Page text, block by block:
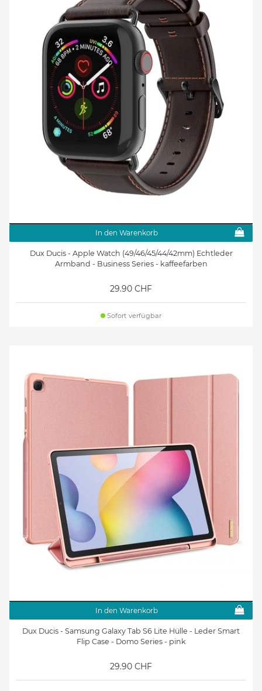
In den Warenkorb
Dux Ducis - Apple Watch (49/46/45/44/42mm) Echtleder
Armband - Business Series - kaffeefarben
29.90 CHF
Sofort verfügbar
In den Warenkorb
Dux Ducis - Samsung Galaxy Tab S6 Lite Hülle - Leder Smart
Flip Case - Domo Series - pink
29.90 CHF